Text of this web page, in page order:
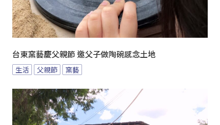
台東窯藝慶父親節 邀父子做陶碗感念土地
生活 父親節 窯藝